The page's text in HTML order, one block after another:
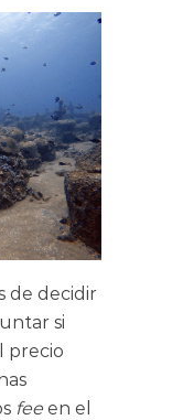
de decidir
si
precio
fee en el